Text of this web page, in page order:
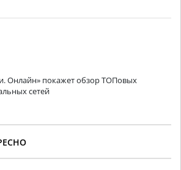
Онлайн» покажет обзор ТОПовых
сетей